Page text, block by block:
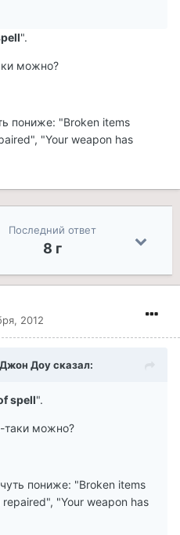
".
можно?
пониже: "Broken items
"Your weapon has
Последний ответ
8 г
2012
Доу сказал:
spell".
таки можно?
пониже: "Broken items
"Your weapon has